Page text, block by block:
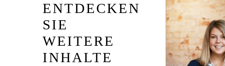
ENTDECKEN
SIE
WEITERE
INHALTE